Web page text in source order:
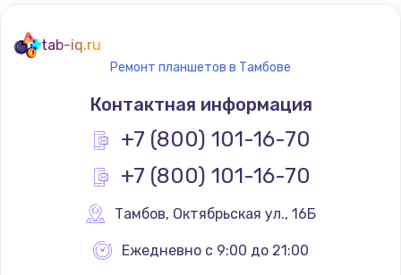
1795 руб.
Заказать
Ремонт разъема питания
1120 руб.
Заказать
tab-iq.ru
Ремонт планшетов в Тамбове
Контактная информация
+7 (800) 101-16-70
+7 (800) 101-16-70
Тамбов, Октябрьская ул., 16Б
Ежедневно с 9:00 до 21:00